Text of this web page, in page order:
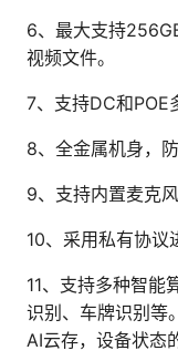
6、最大支持
视频文件。
7、支持DC和POE
8、全金属机身，
9、支持内置麦克
10、采用私有协议
11、支持多种智能
识别、车牌识别等
AI云存，设备状态